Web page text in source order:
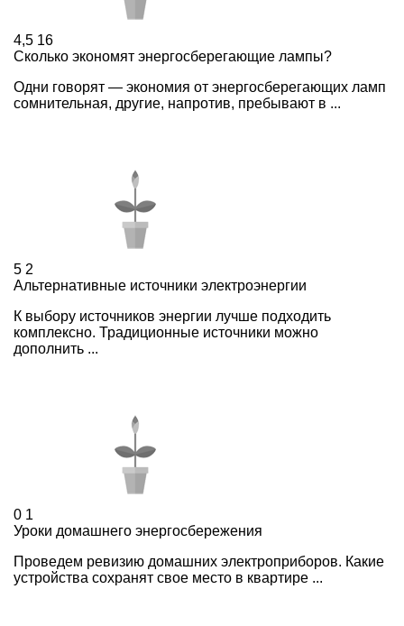
4,5 16
Сколько экономят энергосберегающие лампы?
Одни говорят — экономия от энергосберегающих ламп
сомнительная, другие, напротив, пребывают в ...
5 2
Альтернативные источники электроэнергии
К выбору источников энергии лучше подходить
комплексно. Традиционные источники можно
дополнить ...
0 1
Уроки домашнего энергосбережения
Проведем ревизию домашних электроприборов. Какие
устройства сохранят свое место в квартире ...